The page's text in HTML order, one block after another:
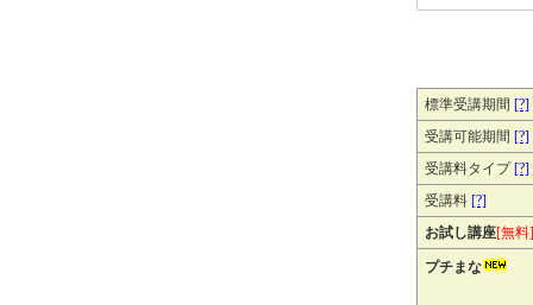
標準受講期間 [?]
受講可能期間 [?]
受講料タイプ[?]
受講料 [?]
お試し講座[無料]
プチまな